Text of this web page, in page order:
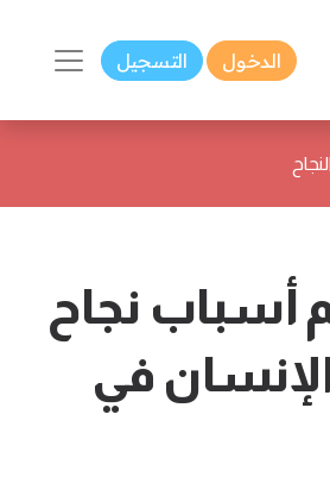
الدخول التسجيل
أسباب نجاح
في